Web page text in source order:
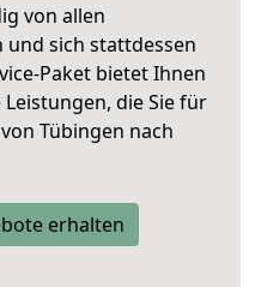
von allen
sich stattdessen
Paket bietet Ihnen
die Sie für
Tübingen nach
erhalten